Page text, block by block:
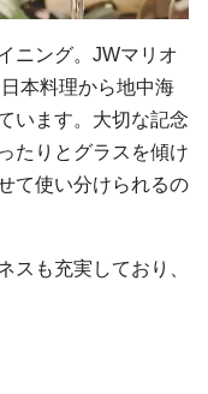
ニング。JWマリオ
本料理から地中海
います。大切な記念
たりとグラスを傾け
て使い分けられるの
スも充実しており、